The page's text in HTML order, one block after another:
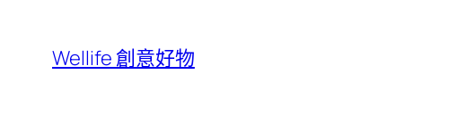
Wellife 創意好物